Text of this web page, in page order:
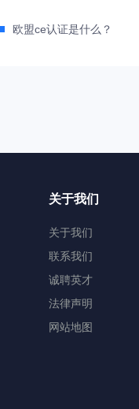
欧盟ce认证是什么？
关于我们
关于我们
联系我们
诚聘英才
法律声明
网站地图